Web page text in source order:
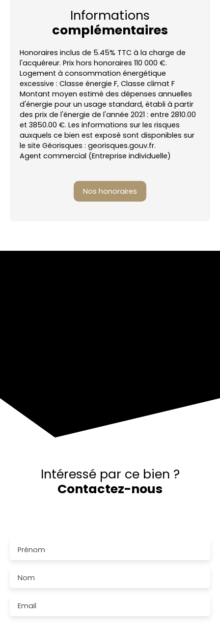
Informations
complémentaires
Honoraires inclus de 5.45% TTC à la charge de
l'acquéreur. Prix hors honoraires 110 000 €.
Logement à consommation énergétique
excessive : Classe énergie F, Classe climat F
Montant moyen estimé des dépenses annuelles
d'énergie pour un usage standard, établi à partir
des prix de l'énergie de l'année 2021 : entre 2810.00
et 3850.00 €. Les informations sur les risques
auxquels ce bien est exposé sont disponibles sur
le site Géorisques : georisques.gouv.fr.
Agent commercial (Entreprise individuelle)
Nos honoraires
Intéressé par ce bien ?
Contactez-nous
Prénom
Nom
Email